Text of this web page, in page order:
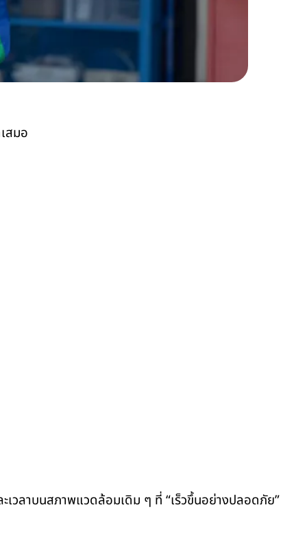
สมอ
เวลาบนสภาพแวดล้อมเดิม ๆ ที่ “เร็วขึ้นอย่างปลอดภัย”